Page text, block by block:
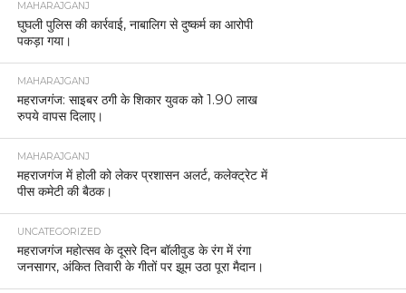
MAHARAJGANJ
घुघली पुलिस की कार्रवाई, नाबालिग से दुष्कर्म का आरोपी
पकड़ा गया।
MAHARAJGANJ
महराजगंज: साइबर ठगी के शिकार युवक को 1.90 लाख
रुपये वापस दिलाए।
MAHARAJGANJ
महराजगंज में होली को लेकर प्रशासन अलर्ट, कलेक्ट्रेट में
पीस कमेटी की बैठक।
UNCATEGORIZED
महराजगंज महोत्सव के दूसरे दिन बॉलीवुड के रंग में रंगा
जनसागर, अंकित तिवारी के गीतों पर झूम उठा पूरा मैदान।